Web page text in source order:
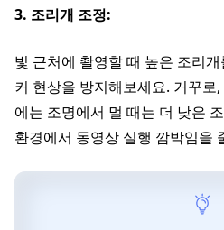
3. 조리개 조정:
빛 근처에 촬영할 때 높은 조리
커 현상을 방지해보세요. 거꾸로
에는 조명에서 멀 때는 더 낮은
환경에서 동영상 실행 깜박임을